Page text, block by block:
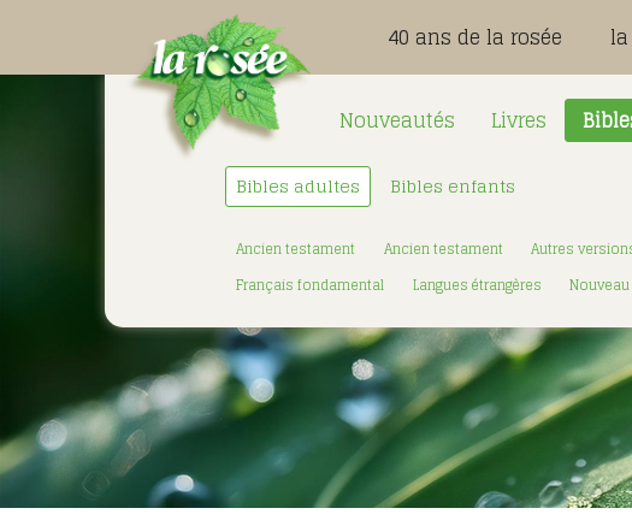
40 ans de la rosée
Nouveautés Livres
Bibles adultes Bibles enfants
Ancien testament Ancien testament Autres
Français fondamental
Langues étrangères